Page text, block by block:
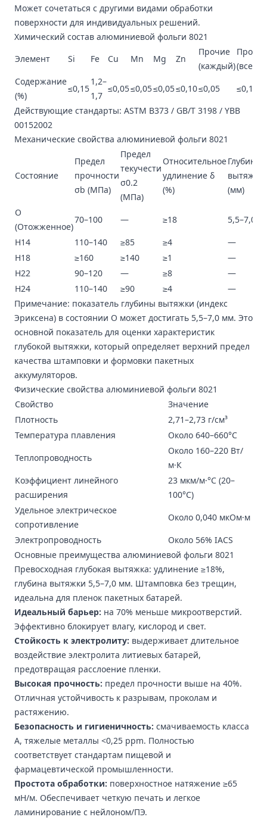
Может сочетаться с другими видами обработки
поверхности для индивидуальных решений.
Химический состав алюминиевой фольги 8021
Элемент
Si Fe Cu Mn Mg Zn
Прочие
(каждый)(всего)
Содержание
(%)
≤0,15
1,2–
1,7
≤0,05≤0,05≤0,05≤0,10≤0,05
≤0,15
Действующие стандарты: ASTM B373 / GB/T 3198 / YBB
00152002
Механические свойства алюминиевой фольги 8021
Состояние
Предел
прочности
σb (МПа)
Предел
текучести
σ0.2
(МПа)
Относительное
удлинение δ
(%)
Глубина
вытяжки
(мм)
O
(Отожженное)
70–100 — ≥18
5,5–7,0
H14
110–140 ≥85 ≥4
—
H18
≥160 ≥140 ≥1
—
H22
90–120 — ≥8
—
H24
110–140 ≥90 ≥4
—
Примечание: показатель глубины вытяжки (индекс
Эриксена) в состоянии О может достигать 5,5–7,0 мм. Это
основной показатель для оценки характеристик
глубокой вытяжки, который определяет верхний предел
качества штамповки и формовки пакетных
аккумуляторов.
Физические свойства алюминиевой фольги 8021
Свойство
Значение
Плотность
2,71–2,73 г/см³
Температура плавления
Около 640–660°C
Теплопроводность
Около 160–220 Вт/
м·К
Коэффициент линейного
расширения
23 мкм/м·°C (20–
100°C)
Удельное электрическое
сопротивление
Около 0,040 мкОм·м
Электропроводность
Около 56% IACS
Основные преимущества алюминиевой фольги 8021
Превосходная глубокая вытяжка: удлинение ≥18%,
глубина вытяжки 5,5–7,0 мм. Штамповка без трещин,
идеальна для пленок пакетных батарей.
Идеальный барьер: на 70% меньше микроотверстий.
Эффективно блокирует влагу, кислород и свет.
Стойкость к электролиту: выдерживает длительное
воздействие электролита литиевых батарей,
предотвращая расслоение пленки.
Высокая прочность: предел прочности выше на 40%.
Отличная устойчивость к разрывам, проколам и
растяжению.
Безопасность и гигиеничность: смачиваемость класса
А, тяжелые металлы <0,25 ppm. Полностью
соответствует стандартам пищевой и
фармацевтической промышленности.
Простота обработки: поверхностное натяжение ≥65
мН/м. Обеспечивает четкую печать и легкое
ламинирование с нейлоном/ПЭ.